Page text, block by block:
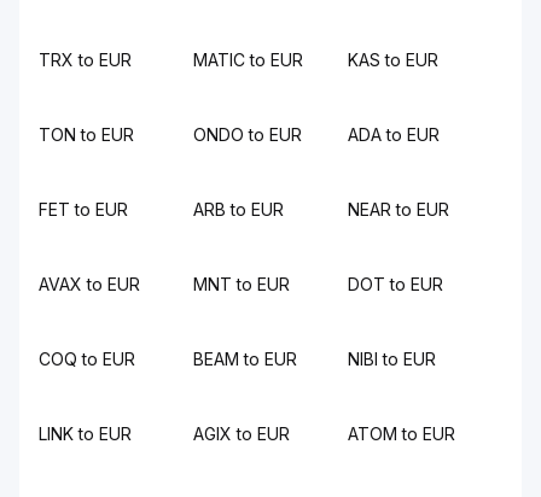
TRX to EUR MATIC to EUR KAS to EUR
TON to EUR ONDO to EUR ADA to EUR
FET to EUR ARB to EUR NEAR to EUR
AVAX to EUR MNT to EUR DOT to EUR
COQ to EUR BEAM to EUR NIBI to EUR
LINK to EUR AGIX to EUR ATOM to EUR